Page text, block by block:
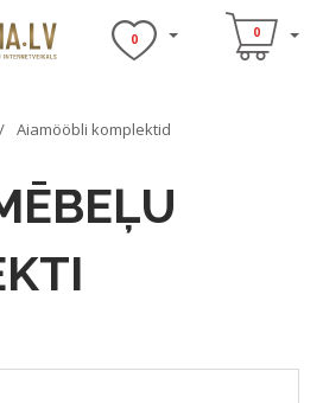
0 0
Aiamööbli komplektid